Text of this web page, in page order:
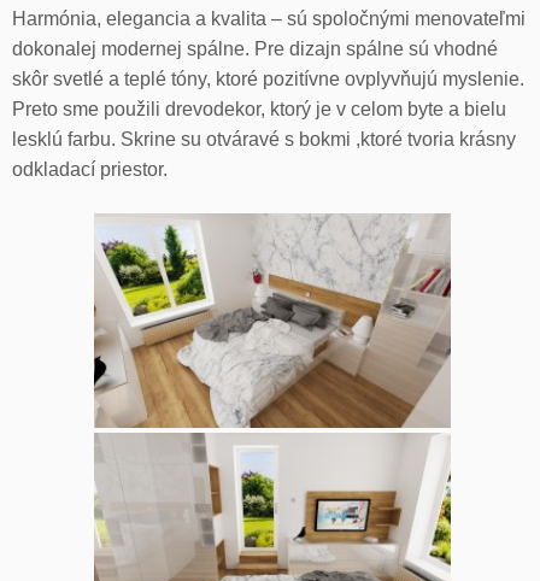
Harmónia, elegancia a kvalita – sú spoločnými menovateľmi
dokonalej modernej spálne. Pre dizajn spálne sú vhodné
skôr svetlé a teplé tóny, ktoré pozitívne ovplyvňujú myslenie.
Preto sme použili drevodekor, ktorý je v celom byte a bielu
lesklú farbu. Skrine su otváravé s bokmi ,ktoré tvoria krásny
odkladací priestor.